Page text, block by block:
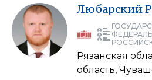
Любарский
Рязанская
область,